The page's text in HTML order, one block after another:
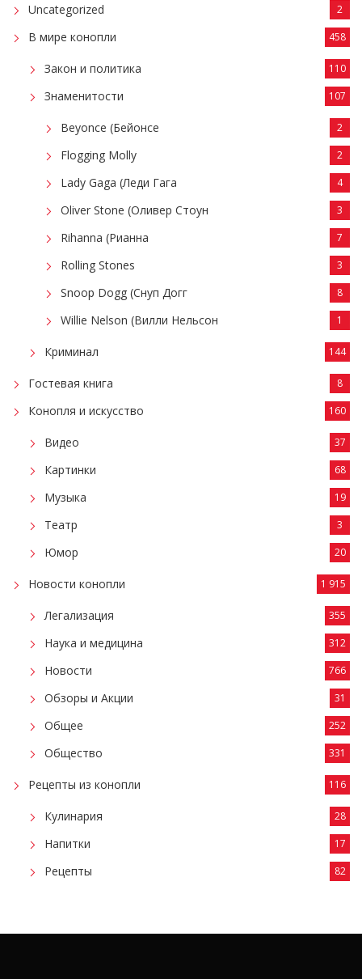
Uncategorized 2
В мире конопли 458
Закон и политика 110
Знаменитости 107
Beyonce (Бейонсе 2
Flogging Molly 2
Lady Gaga (Леди Гага 4
Oliver Stone (Оливер Стоун 3
Rihanna (Рианна 7
Rolling Stones 3
Snoop Dogg (Снуп Догг 8
Willie Nelson (Вилли Нельсон 1
Криминал 144
Гостевая книга 8
Конопля и искусство 160
Видео 37
Картинки 68
Музыка 19
Театр 3
Юмор 20
Новости конопли 1 915
Легализация 355
Наука и медицина 312
Новости 766
Обзоры и Акции 31
Общее 252
Общество 331
Рецепты из конопли 116
Кулинария 28
Напитки 17
Рецепты 82